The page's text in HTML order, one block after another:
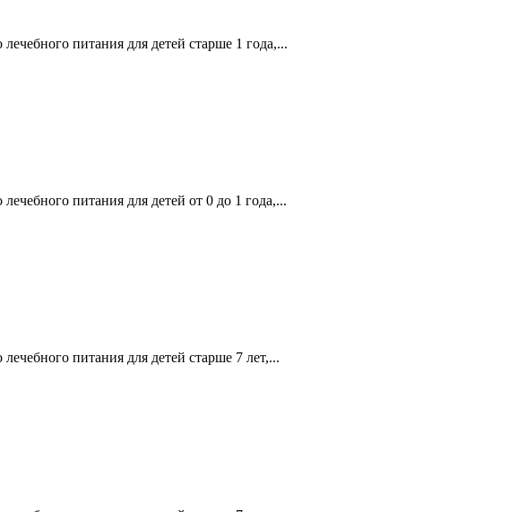
питания для детей старше 1 года,...
питания для детей от 0 до 1 года,...
питания для детей старше 7 лет,...